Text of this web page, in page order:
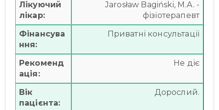
Лікуючий
лікар:
Jarosław Bagiński, M.A. -
фізіотерапевт
Фінансува
ння:
Приватні консультації
Рекоменд
ація:
Не діє
Вік
пацієнта:
Дорослий.